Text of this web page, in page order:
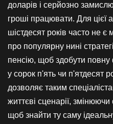
доларів і серйозно
гроші працювати. Для цієї
шістдесят років часто не
про популярну нині
пенсію, щоб здобути
у сорок п'ять чи п'ятдесят
дозволяє таким
життєві сценарії,
щоб знайти ту саму